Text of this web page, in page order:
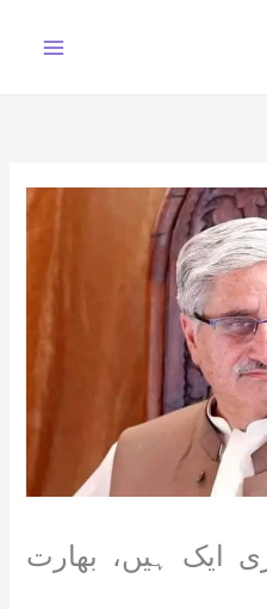
ایک ہیں، بھارت